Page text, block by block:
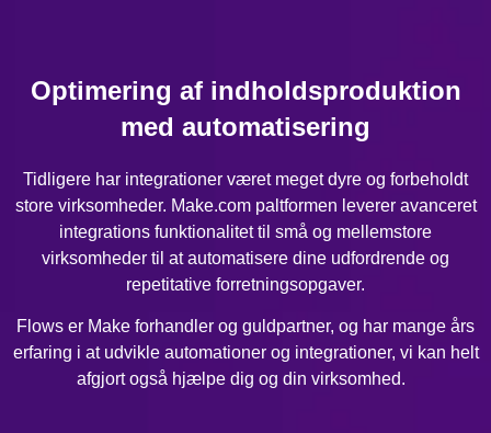
Optimering af indholdsproduktion
med automatisering
Tidligere har integrationer været meget dyre og forbeholdt
store virksomheder. Make.com paltformen leverer avanceret
integrations funktionalitet til små og mellemstore
virksomheder til at automatisere dine udfordrende og
repetitative forretningsopgaver.
Flows er Make forhandler og guldpartner, og har mange års
erfaring i at udvikle automationer og integrationer, vi kan helt
afgjort også hjælpe dig og din virksomhed.